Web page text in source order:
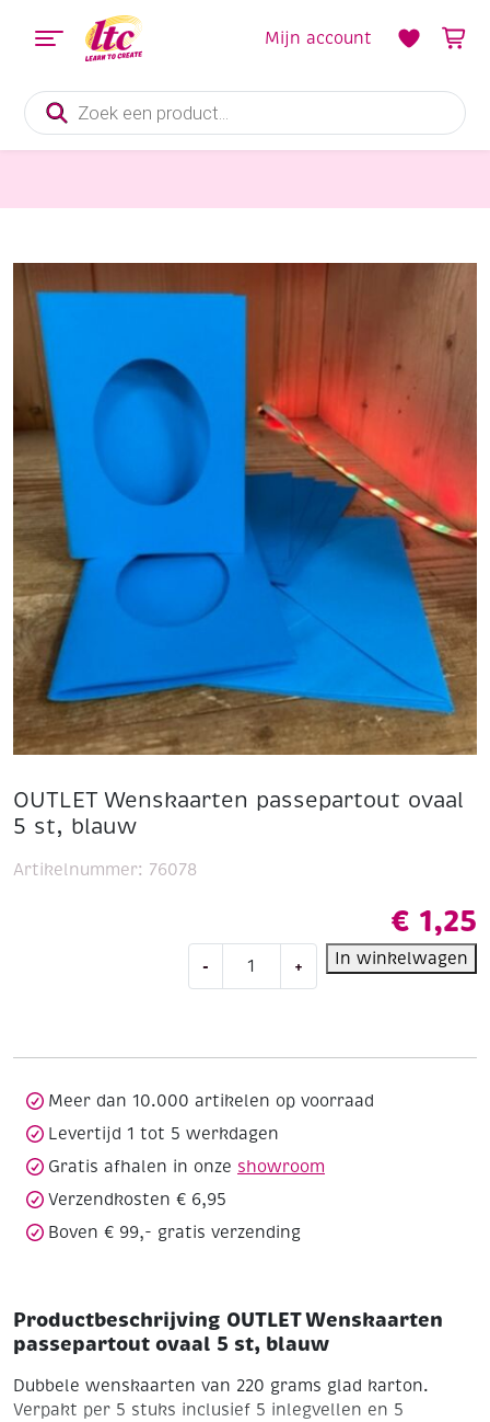
Producten
zoeken
Mijn account
OUTLET Wenskaarten passepartout ovaal
5 st, blauw
€ 1,25
-
Wenskaarten
blauw
aantal
+ In winkelwagen
Artikelnummer: 76078
Meer dan 10.000 artikelen op voorraad
Levertijd 1 tot 5 werkdagen
Gratis afhalen in onze showroom
Verzendkosten € 6,95
Boven € 99,- gratis verzending
Productbeschrijving OUTLET Wenskaarten
passepartout ovaal 5 st, blauw
Dubbele wenskaarten van 220 grams glad karton.
Verpakt per 5 stuks inclusief 5 inlegvellen en 5